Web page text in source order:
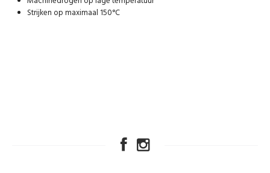
Strijken op maximaal 150°C